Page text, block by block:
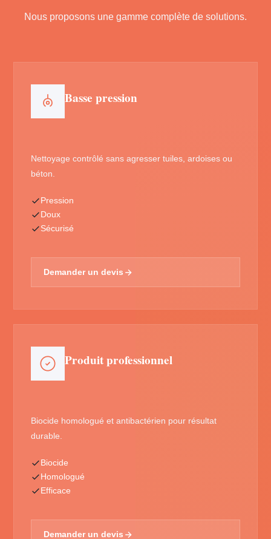
Nous proposons une gamme complète de solutions.
Basse pression
Nettoyage contrôlé sans agresser tuiles, ardoises ou
béton.
Pression
Doux
Sécurisé
Demander un devis
Produit professionnel
Biocide homologué et antibactérien pour résultat
durable.
Biocide
Homologué
Efficace
Demander un devis